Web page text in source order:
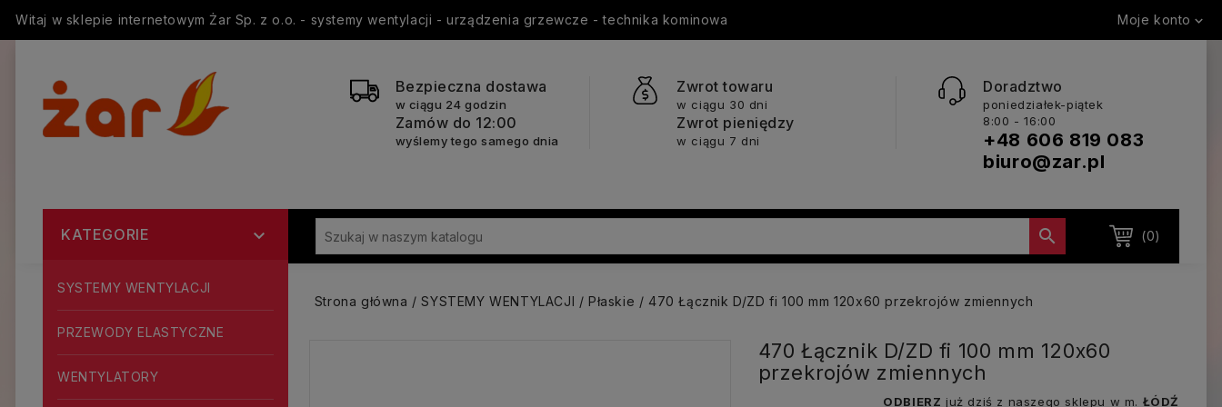
Witaj w sklepie internetowym Żar Sp. z o.o. - systemy wentylacji - urządzenia grzewcze - technika kominowa Moje konto 
Bezpieczna dostawa
w ciągu 24 godzin
Zamów do 12:00
wyślemy tego samego dnia
Zwrot towaru
w ciągu 30 dni
Zwrot pieniędzy
w ciągu 7 dni
Doradztwo
poniedziałek-piątek
8:00 - 16:00
+48 606 819 083
biuro@zar.pl
(0)

KATEGORIE 
SYSTEMY WENTYLACJI
PRZEWODY ELASTYCZNE
WENTYLATORY
Strona główna SYSTEMY WENTYLACJI Płaskie 470 Łącznik D/ZD fi 100 mm 120x60 przekrojów zmiennych
470 Łącznik D/ZD fi 100 mm 120x60
przekrojów zmiennych
ODBIERZ już dziś z naszego sklepu w m. ŁÓDŹ